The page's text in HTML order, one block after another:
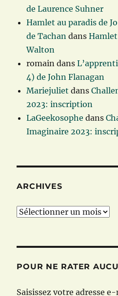
de Laurence Suhner
Hamlet au paradis de
de Tachan dansHamlet
Walton
romain dans
4) de John Flanagan
Mariejuliet dans
2023: inscription
LaGeekosophe dans
Imaginaire 2023:
ARCHIVES
Archives
POUR NE RATER
Saisissez votre adresse